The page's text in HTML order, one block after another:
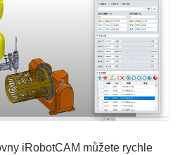
iRobotCAM můžete rychle